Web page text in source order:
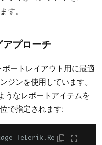
す。
プローチ
ートレイアウト用に最適
ジンを使用しています。
うなレポートアイテムを
で指定されます:
Telerik.Re